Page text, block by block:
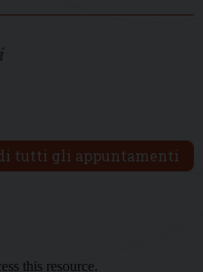
tutti gli appuntamenti